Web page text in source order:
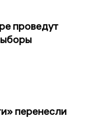
проведут
перенесли